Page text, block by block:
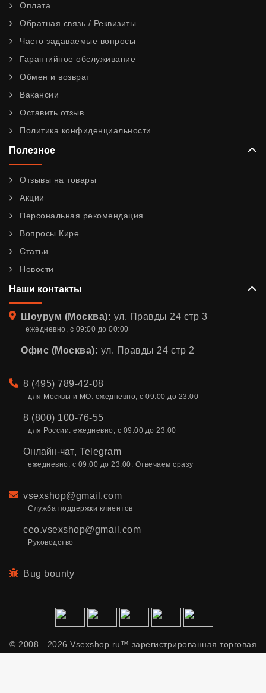
Оплата
Обратная связь / Реквизиты
Часто задаваемые вопросы
Гарантийное обслуживание
Обмен и возврат
Вакансии
Оставить отзыв
Политика конфиденциальности
Полезное
Отзывы на товары
Акции
Персональная рекомендация
Вопросы Кире
Статьи
Новости
Наши контакты
Адрес
Шоурум (Москва): ул. Правды 24 стр 3
ежедневно, с 09:00 до 00:00
Офис (Москва): ул. Правды 24 стр 2
Телефон
8 (495) 789-42-08
для Москвы и МО. ежедневно, с 09:00 до 23:00
8 (800) 100-76-55
для России. ежедневно, с 09:00 до 23:00
Онлайн-чат, Telegram
ежедневно, с 09:00 до 23:00. Отвечаем сразу
Email
vsexshop@gmail.com
Служба поддержки клиентов
ceo.vsexshop@gmail.com
Руководство
Bug bounty
© 2008—2026 Vsexshop.ru™ зарегистрированная торговая